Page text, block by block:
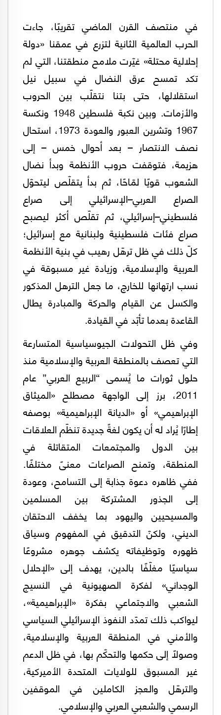
في منتصف القرن الماضي تقريبًا، جاءت
الحرب العالمية الثانية لتزرع في عمقنا «دولة
إحلالية محتلة» غيّرت ملامح منطقتنا، التي لم
تكد تمسح عرق النضال في سبيل نيل
استقلالها، حتى بتنا نتقلّب بين الحروب
والأزمات. وبين نكبة فلسطين 1948 ونكسة
1967 وتشرين العبور والعودة 1973، استحال
نصف الانتصار – بعد أحوال خمس – إلى
هزيمة، فتوقفت حروب الأنظمة وبدأ نضال
الشعوب قويًا لمّاحًا، ثم بدأ يتقلّص ليتحوّل
الصراع العربي–الإسرائيلي إلى صراع
فلسطيني–إسرائيلي، ثم تقلّص أكثر ليصبح
صراع فئات فلسطينية ولبنانية مع إسرائيل؛
كلّ ذلك في ظل ترهّل رهيب في بنية الأنظمة
العربية والإسلامية، وزيادة غير مسبوقة في
نسب ارتهانها للخارج، ما جعل الترهل المذكور
والكسل عن القيام والحركة والمبادرة يطال
القاعدة بعدما تأبّد في القيادة.
وفي ظل التحولات الجيوسياسية المتسارعة
التي تعصف بالمنطقة العربية والإسلامية منذ
حلول ثورات ما يُسمى “الربيع العربي” عام
2011، برز إلى الواجهة مصطلح «الميثاق
الإبراهيمي» أو «الديانة الإبراهيمية» بوصفه
إطارًا يُراد له أن يكون لغةً جديدة تنظّم العلاقات
بين الدول والمجتمعات المتقاتلة في
المنطقة، وتمنح الصراعات معنىً مختلفًا.
ففي ظاهره دعوة جذابة إلى التسامح، وعودة
إلى الجذور المشتركة بين المسلمين
والمسيحيين واليهود بما يخفف الاحتقان
الديني، ولكنّ التدقيق في المفهوم وسياق
ظهوره وتوظيفاته يكشف جوهره مشروعًا
سياسيًا مغلّفًا بالدين، يهدف إلى «الإحلال
الوجداني» لفكرة الصهيونية في النسيج
الشعبي والاجتماعي بفكرة «الإبراهيمية»،
ليواكب ذلك تمدّد النفوذ الإسرائيلي السياسي
والأمني في المنطقة العربية والإسلامية،
وصولًا إلى حكمها والتحكّم بها، في ظل الدعم
غير المسبوق للولايات المتحدة الأميركية،
والترهّل والعجز الكاملين في الموقفين
الرسمي والشعبي العربي والإسلامي.